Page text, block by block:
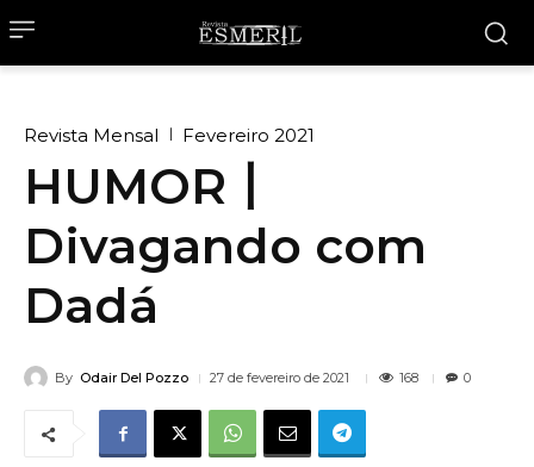
Revista Mensal Fevereiro 2021
HUMOR丨
Divagando com
Dadá
By Odair Del Pozzo 27 de fevereiro de 2021 168 0